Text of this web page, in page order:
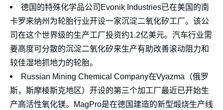
德国的特殊化学品公司Evonik Industries已在美国的南
卡罗来纳州为轮胎行业开设一家沉淀二氧化矽工厂。该公
司在这个世界级的生产工厂投资约1.2亿美元。汽车行业需
要高度可分散的沉淀二氧化矽来生产有助改善滚动阻力和
较佳湿地抓地力的轮胎。
Russian Mining Chemical Company在Vyazma（俄罗
斯，斯摩棱斯克地区）开设的第三个加工厂最近已开始生
产高活性氧化镁。MagPro是在德国建造的新型煅烧生产线